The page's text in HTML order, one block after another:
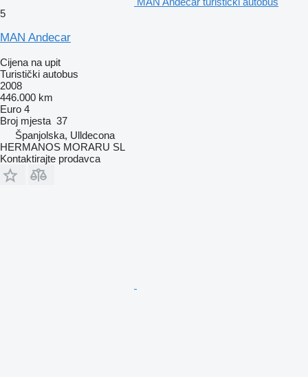
5
MAN Andecar
Cijena na upit
Turistički autobus
2008
446.000 km
Euro 4
Broj mjesta 37
Španjolska, Ulldecona
HERMANOS MORARU SL
Kontaktirajte prodavca